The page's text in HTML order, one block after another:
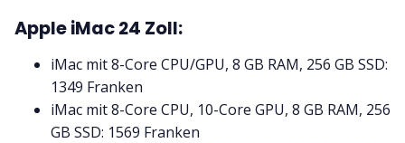
Apple iMac 24 Zoll:
iMac mit 8-Core CPU/GPU, 8 GB RAM, 256 GB SSD:
1349 Franken
iMac mit 8-Core CPU, 10-Core GPU, 8 GB RAM, 256
GB SSD: 1569 Franken